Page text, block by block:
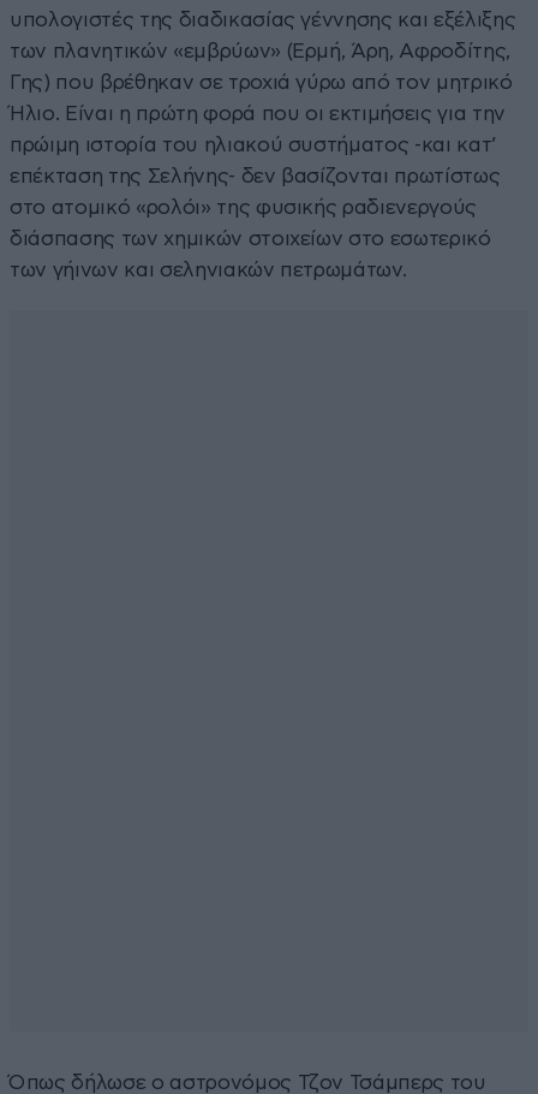
υπολογιστές της διαδικασίας γέννησης και εξέλιξης
των πλανητικών «εμβρύων» (Ερμή, Άρη, Αφροδίτης,
Γης) που βρέθηκαν σε τροχιά γύρω από τον μητρικό
Ήλιο. Είναι η πρώτη φορά που οι εκτιμήσεις για την
πρώιμη ιστορία του ηλιακού συστήματος -και κατ’
επέκταση της Σελήνης- δεν βασίζονται πρωτίστως
στο ατομικό «ρολόι» της φυσικής ραδιενεργούς
διάσπασης των χημικών στοιχείων στο εσωτερικό
των γήινων και σεληνιακών πετρωμάτων.
Όπως δήλωσε ο αστρονόμος Τζον Τσάμπερς του